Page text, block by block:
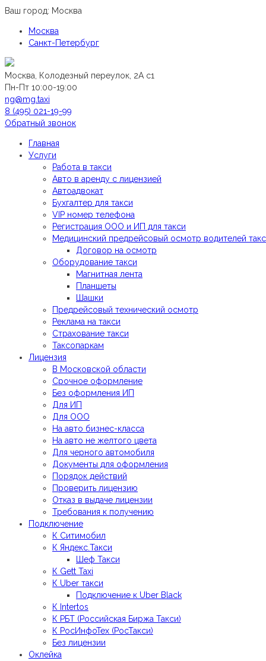
Ваш город: Москва
Москва
Санкт-Петербург
Москва, Колодезный переулок, 2А с1
Пн-Пт 10:00-19:00
ng@mg.taxi
8 (495) 021-19-99
Обратный звонок
Главная
Услуги
Работа в такси
Авто в аренду с лицензией
Автоадвокат
Бухгалтер для такси
VIP номер телефона
Регистрация ООО и ИП для такси
Медицинский предрейсовый осмотр водителей
Договор на осмотр
Оборудование такси
Магнитная лента
Планшеты
Шашки
Предрейсовый технический осмотр
Реклама на такси
Страхование такси
Таксопаркам
Лицензия
В Московской области
Срочное оформление
Без оформления ИП
Для ИП
Для ООО
На авто бизнес-класса
На авто не желтого цвета
Для черного автомобиля
Документы для оформления
Порядок действий
Проверить лицензию
Отказ в выдаче лицензии
Требования к получению
Подключение
К Ситимобил
К Яндекс.Такси
Шеф Такси
К Gett Taxi
К Uber такси
Подключение к Uber Black
К Intertos
К РБТ (Российская Биржа Такси)
К РосИнфоТех (РосТакси)
Без лицензии
Оклейка